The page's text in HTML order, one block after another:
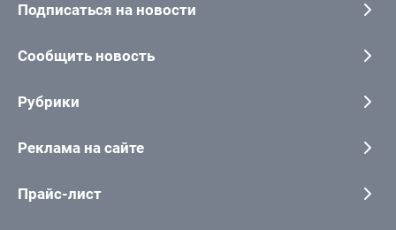
Подписаться на новости
Сообщить новость
Рубрики
Реклама на сайте
Прайс-лист